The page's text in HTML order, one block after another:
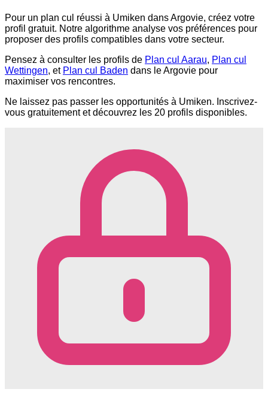
Pour un plan cul réussi à Umiken dans Argovie, créez votre
profil gratuit. Notre algorithme analyse vos préférences pour
proposer des profils compatibles dans votre secteur.
Pensez à consulter les profils de Plan cul Aarau, Plan cul
Wettingen, et Plan cul Baden dans le Argovie pour
maximiser vos rencontres.
Ne laissez pas passer les opportunités à Umiken. Inscrivez-
vous gratuitement et découvrez les 20 profils disponibles.